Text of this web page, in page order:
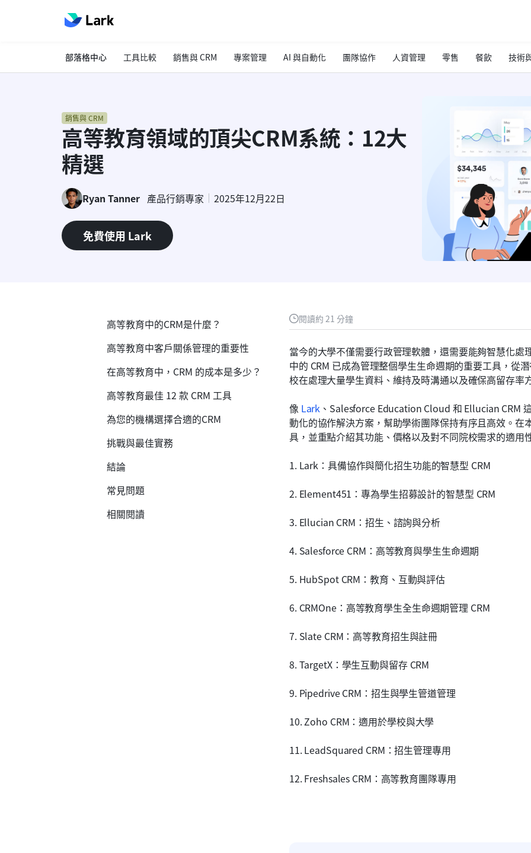
部落格中心 工具比較 銷售與 CRM 專案管理 AI 與自動化 團隊協作 人資管理 零售 餐飲 技術
銷售與 CRM
高等教育領域的頂尖CRM系統：12大
精選
Ryan Tanner 產品行銷專家 2025年12月22日
免費使用 Lark
閱讀約 21 分鐘
當今的大學不僅需要行政管理軟體，還需要能夠智慧化
中的 CRM 已成為管理整個學生生命週期的重要工具，從
校在處理大量學生資料、維持及時溝通以及確保高留存率
像 Lark 、Salesforce Education Cloud 和 Ellucian CRM
動化的協作解決方案，幫助學術團隊保持有序且高效。在
具，並重點介紹其功能、價格以及對不同院校需求的適用
1. Lark：具備協作與簡化招生功能的智慧型 CRM
2. Element451：專為學生招募設計的智慧型 CRM
3. Ellucian CRM：招生、諮詢與分析
4. Salesforce CRM：高等教育與學生生命週期
5. HubSpot CRM：教育、互動與評估
6. CRMOne：高等教育學生全生命週期管理 CRM
7. Slate CRM：高等教育招生與註冊
8. TargetX：學生互動與留存 CRM
9. Pipedrive CRM：招生與學生管道管理
10. Zoho CRM：適用於學校與大學
11. LeadSquared CRM：招生管理專用
12. Freshsales CRM：高等教育團隊專用
高等教育中的CRM是什麼？
高等教育中客戶關係管理的重要性
在高等教育中，CRM 的成本是多少？
高等教育最佳 12 款 CRM 工具
為您的機構選擇合適的CRM
挑戰與最佳實務
結論
常見問題
相關閱讀